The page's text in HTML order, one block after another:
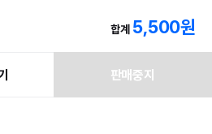
합계 5,500원
판매중지